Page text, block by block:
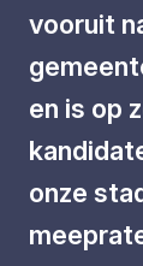
vooruit
en is op
onze